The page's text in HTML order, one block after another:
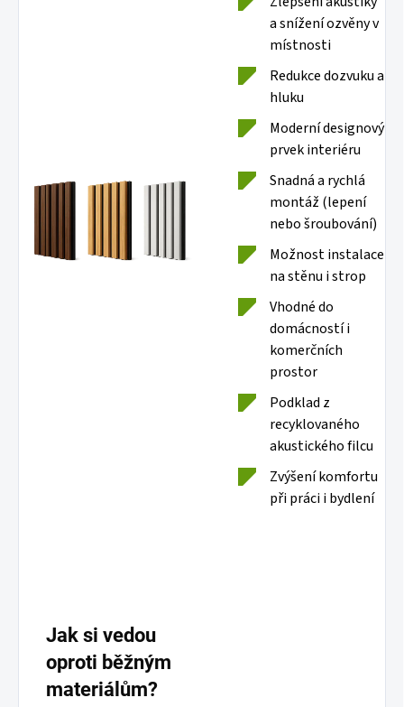
a snížení ozvěny v
místnosti
Redukce dozvuku a
hluku
Moderní designový
prvek interiéru
Snadná a rychlá
montáž (lepení
nebo šroubování)
Možnost instalace
na stěnu i strop
Vhodné do
domácností i
komerčních
prostor
Podklad z
recyklovaného
akustického filcu
Zvýšení komfortu
při práci i bydlení
Jak si vedou
oproti běžným
materiálům?